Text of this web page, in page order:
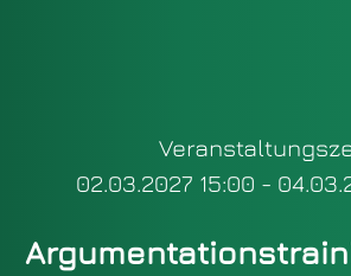
02.03.2027 15:00 -